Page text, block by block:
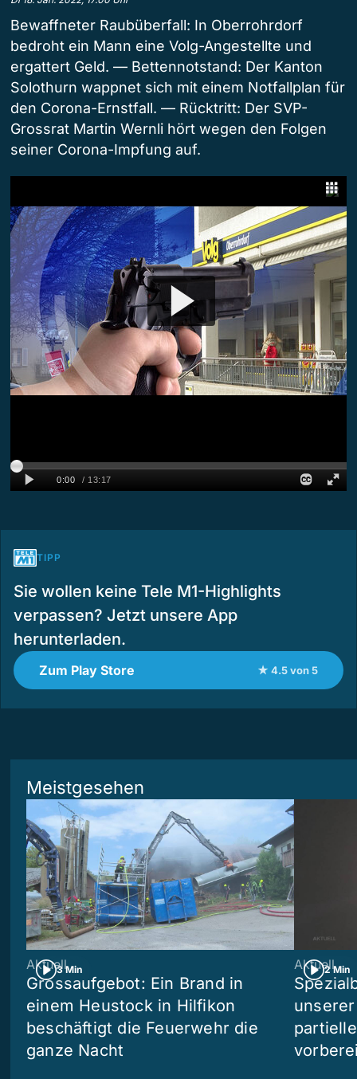
Bewaffneter Raubüberfall: In Oberrohrdorf
bedroht ein Mann eine Volg-Angestellte und
ergattert Geld. — Bettennotstand: Der Kanton
Solothurn wappnet sich mit einem Notfallplan für
den Corona-Ernstfall. — Rücktritt: Der SVP-
Grossrat Martin Wernli hört wegen den Folgen
seiner Corona-Impfung auf.
TIPP
Sie wollen keine Tele M1-Highlights
verpassen? Jetzt unsere App
herunterladen.
Zum Play Store ★ 4.5 von 5
Meistgesehen
3 Min
Aktuell
Grossaufgebot: Ein Brand in
einem Heustock in Hilfikon
beschäftigt die Feuerwehr die
ganze Nacht
2 Min
Aktuell